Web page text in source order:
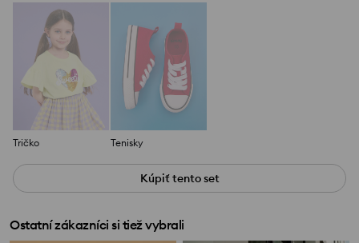
Tričko Tenisky
Kúpiť tento set
Ostatní zákazníci si tiež vybrali